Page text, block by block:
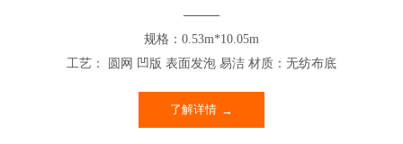
规格：0.53m*10.05m
工艺： 圆网 凹版 表面发泡 易洁 材质：无纺布底
了解详情